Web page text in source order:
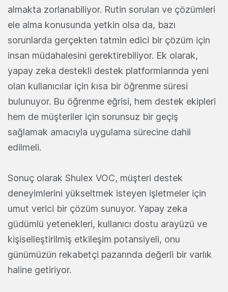
almakta zorlanabiliyor. Rutin soruları ve çözümleri
ele alma konusunda yetkin olsa da, bazı
sorunlarda gerçekten tatmin edici bir çözüm için
insan müdahalesini gerektirebiliyor. Ek olarak,
yapay zeka destekli destek platformlarında yeni
olan kullanıcılar için kısa bir öğrenme süresi
bulunuyor. Bu öğrenme eğrisi, hem destek ekipleri
hem de müşteriler için sorunsuz bir geçiş
sağlamak amacıyla uygulama sürecine dahil
edilmeli.
Sonuç olarak Shulex VOC, müşteri destek
deneyimlerini yükseltmek isteyen işletmeler için
umut verici bir çözüm sunuyor. Yapay zeka
güdümlü yetenekleri, kullanıcı dostu arayüzü ve
kişiselleştirilmiş etkileşim potansiyeli, onu
günümüzün rekabetçi pazarında değerli bir varlık
haline getiriyor.